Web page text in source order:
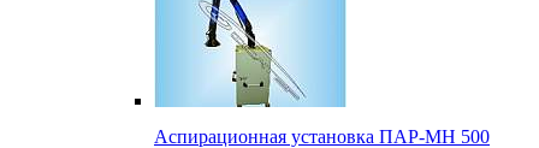
Аспирационная установка ПАР-МН 500